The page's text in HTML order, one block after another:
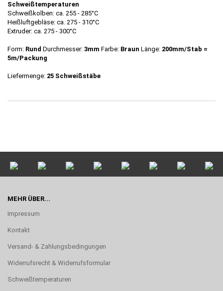
Schweißtemperaturen
Schweißkolben: ca. 255 - 285°C
Heißluftgebläse: ca. 275 - 310°C
Extruder: ca. 275 - 300°C
Form: Rund Durchmesser: 3mm Farbe: Braun Länge: 200mm/Stab =
5m/Packung
Liefermenge: 25 Schweißstäbe
MEHR ÜBER...
Impressum
Kontakt
Versand- & Zahlungsbedingungen
Widerrufsrecht & Widerrufsformular
Schweißtemperaturen